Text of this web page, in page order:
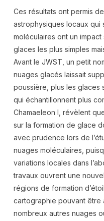
Ces résultats ont permis
astrophysiques locaux qui
moléculaires ont un
glaces les plus simples
Avant le JWST, un petit
nuages glacés laissait
poussière, plus les glaces
qui échantillonnent plus
Chamaeleon I, révèlent
sur la formation de glace
avec prudence lors de
nuages moléculaires,
variations locales dans
travaux ouvrent une
régions de formation
cartographie pouvant
nombreux autres nuages